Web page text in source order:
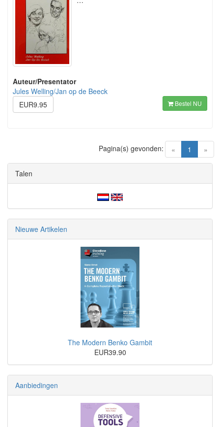
Auteur/Presentator
Jules Welling/Jan op de Beeck
EUR9.95
Bestel NU
« 1 (current)
»
Pagina(s) gevonden:
Talen
Nieuwe Artikelen
The Modern Benko Gambit
EUR39.90
Aanbiedingen